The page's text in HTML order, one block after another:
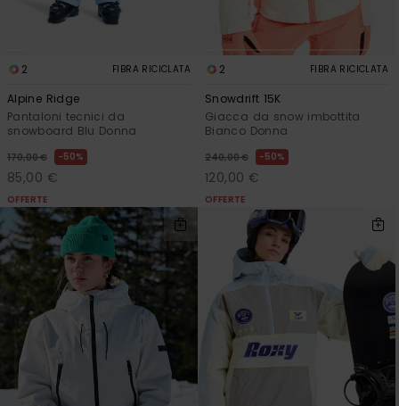
2 FIBRA RICICLATA
Alpine Ridge
Pantaloni tecnici da
snowboard Blu Donna
170,00 € 50%
85,00 €
OFFERTE
2 FIBRA RICICLATA
Snowdrift 15K
Giacca da snow imbottita
Bianco Donna
240,00 € 50%
120,00 €
OFFERTE